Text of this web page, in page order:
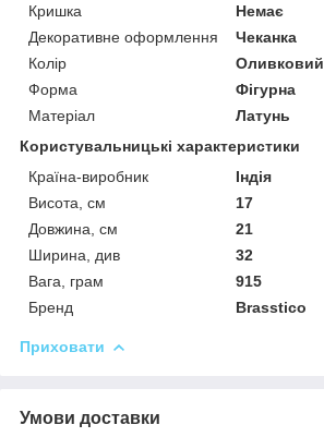
Кришка
Немає
Декоративне оформлення
Чеканка
Колір
Оливковий
Форма
Фігурна
Матеріал
Латунь
Користувальницькі характеристики
Країна-виробник
Індія
Висота, см
17
Довжина, см
21
Ширина, див
32
Вага, грам
915
Бренд
Brasstico
Приховати
Умови доставки